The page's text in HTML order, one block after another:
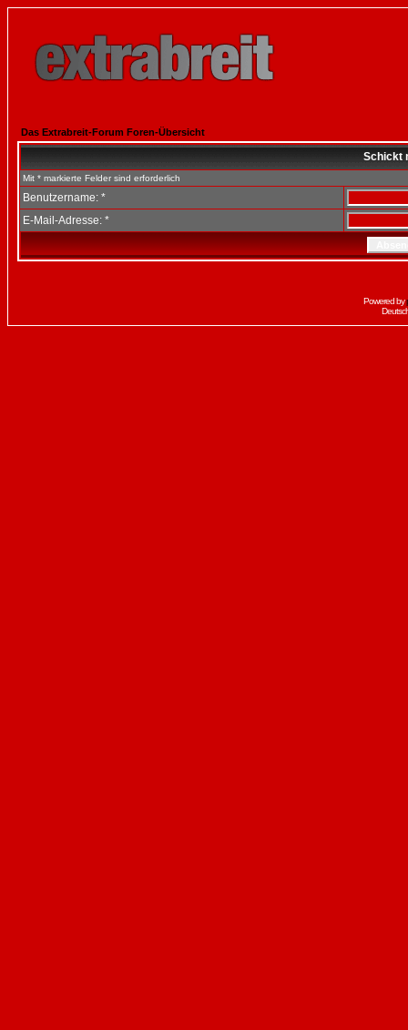
Das Extrabreit-Forum Foren-Übersicht
Schickt
Mit * markierte Felder sind erforderlich
Benutzername: *
E-Mail-Adresse: *
Powered by